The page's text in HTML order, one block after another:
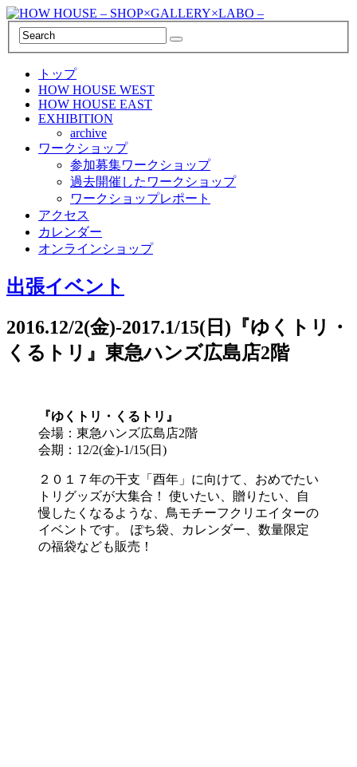
トップ
HOW HOUSE WEST
HOW HOUSE EAST
EXHIBITION
archive
ワークショップ
参加募集ワークショップ
過去開催したワークショップ
ワークショップレポート
アクセス
カレンダー
オンラインショップ
出張イベント
2016.12/2(金)-2017.1/15(日)『ゆくトリ・
くるトリ』東急ハンズ広島店2階
『ゆくトリ・くるトリ』
会場：東急ハンズ広島店2階
会期：12/2(金)-1/15(日)
２０１７年の干支「酉年」に向けて、おめでたい
トリグッズが大集合！ 使いたい、贈りたい、自
慢したくなるような、鳥モチーフクリエイターの
イベントです。 ぽち袋、カレンダー、数量限定
の福袋なども販売！